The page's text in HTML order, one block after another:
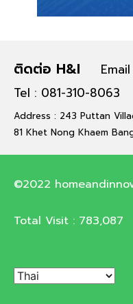
ติดต่อ H&I
Tel : 081-310-8063
Address : 243 Puttan
81 Khet Nong Khaem
©2022
Total Visit : 783,087